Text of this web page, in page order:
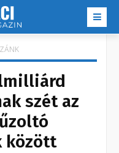
szét az
között